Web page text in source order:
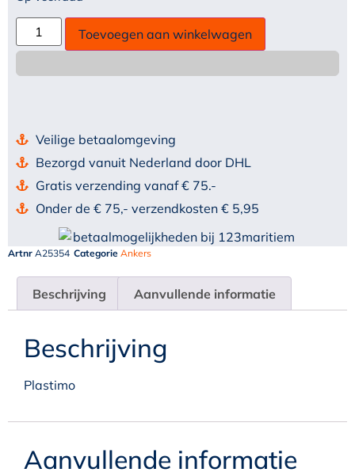
Toevoegen aan winkelwagen
Veilige betaalomgeving
Bezorgd vanuit Nederland door DHL
Gratis verzending vanaf € 75.-
Onder de € 75,- verzendkosten € 5,95
Artnr A25354 Categorie Ankers
Beschrijving Aanvullende informatie
Beschrijving
Plastimo
Aanvullende informatie